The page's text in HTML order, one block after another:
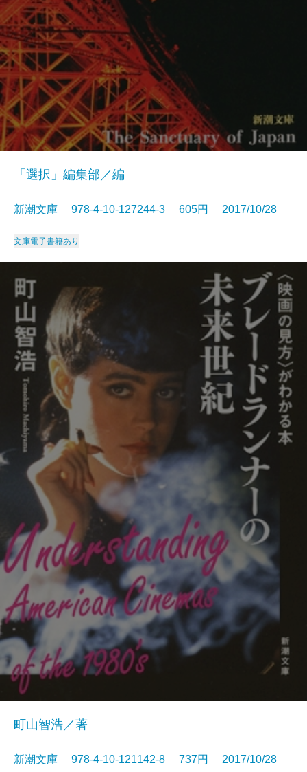
「選択」編集部／編
新潮文庫 978-4-10-127244-3 605円 2017/10/28
文庫電子書籍あり
町山智浩／著
新潮文庫 978-4-10-121142-8 737円 2017/10/28